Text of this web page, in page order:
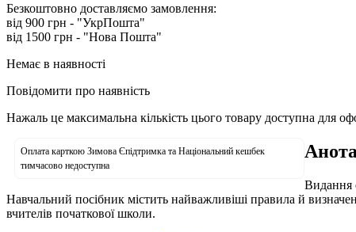
Безкоштовно доставляємо замовлення:
від 900 грн - "УкрПошта"
від 1500 грн - "Нова Пошта"
Немає в наявності
Повідомити про наявність
Нажаль це максимальна кількість цього товару доступна для
Оплата карткою Зимова Єпідтримка та Національний кешбек
тимчасово недоступна
Видання
Навчальний посібник містить найважливіші правила й
вчителів початкової школи.